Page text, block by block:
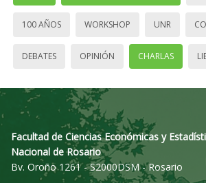
100 AÑOS WORKSHOP UNR
DEBATES OPINIÓN CHARLAS
Facultad de Ciencias Económicas y
Nacional de Rosario
Bv. Oroño 1261 - S2000DSM - Rosario